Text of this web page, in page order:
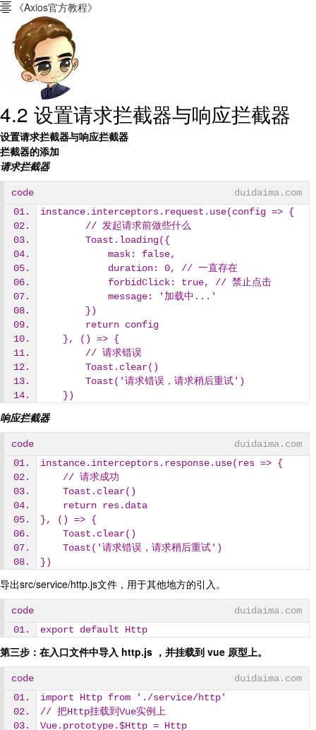
 《Axios官方教程》
4.2 设置请求拦截器与响应拦截器
设置请求拦截器与响应拦截器
拦截器的添加
请求拦截器
code
duidaima.com
instance.interceptors.request.use(config => {
        // 发起请求前做些什么
        Toast.loading({
            mask: false,
            duration: 0, // 一直存在
            forbidClick: true, // 禁止点击
            message: '加载中...'
        })
        return config
    }, () => {
        // 请求错误
        Toast.clear()
        Toast('请求错误，请求稍后重试')
    })
响应拦截器
code
duidaima.com
instance.interceptors.response.use(res => {
    // 请求成功
    Toast.clear()
    return res.data
}, () => {
    Toast.clear()
    Toast('请求错误，请求稍后重试')
})
导出src/service/http.js文件，用于其他地方的引入。
code
duidaima.com
export default Http
第三步：在入口文件中导入 http.js ，并挂载到 vue 原型上。
code
duidaima.com
import Http from './service/http'
// 把Http挂载到Vue实例上
Vue.prototype.$Http = Http